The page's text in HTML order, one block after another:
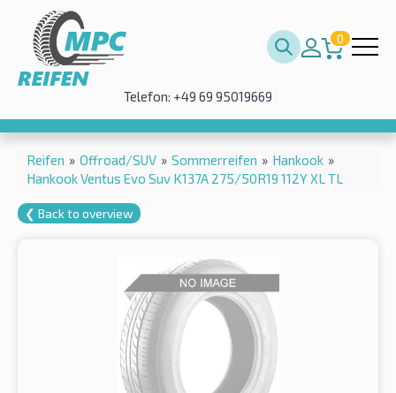
0
Telefon: +49 69 95019669
Reifen » Offroad/SUV » Sommerreifen » Hankook »
Hankook Ventus Evo Suv K137A 275/50R19 112Y XL TL
❮ Back to overview